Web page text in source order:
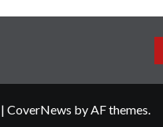
| CoverNews by AF themes.